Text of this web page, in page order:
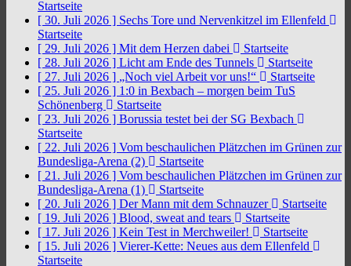
Startseite
[ 30. Juli 2026 ] Sechs Tore und Nervenkitzel im Ellenfeld
Startseite
[ 29. Juli 2026 ] Mit dem Herzen dabei
Startseite
[ 28. Juli 2026 ] Licht am Ende des Tunnels
Startseite
[ 27. Juli 2026 ] „Noch viel Arbeit vor uns!“
Startseite
[ 25. Juli 2026 ] 1:0 in Bexbach – morgen beim TuS
Schönenberg
Startseite
[ 23. Juli 2026 ] Borussia testet bei der SG Bexbach
Startseite
[ 22. Juli 2026 ] Vom beschaulichen Plätzchen im Grünen zur
Bundesliga-Arena (2)
Startseite
[ 21. Juli 2026 ] Vom beschaulichen Plätzchen im Grünen zur
Bundesliga-Arena (1)
Startseite
[ 20. Juli 2026 ] Der Mann mit dem Schnauzer
Startseite
[ 19. Juli 2026 ] Blood, sweat and tears
Startseite
[ 17. Juli 2026 ] Kein Test in Merchweiler!
Startseite
[ 15. Juli 2026 ] Vierer-Kette: Neues aus dem Ellenfeld
Startseite